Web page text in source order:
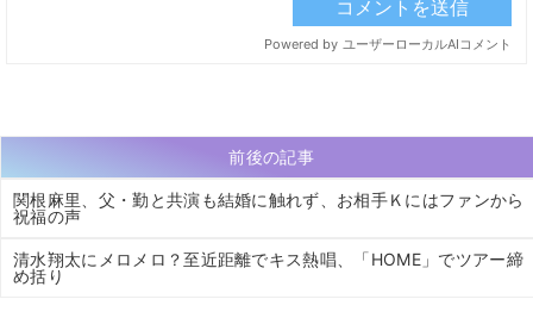
前後の記事
関根麻里、父・勤と共演も結婚に触れず、お相手Ｋにはファンから
祝福の声
清水翔太にメロメロ？至近距離でキス熱唱、「HOME」でツアー締
め括り